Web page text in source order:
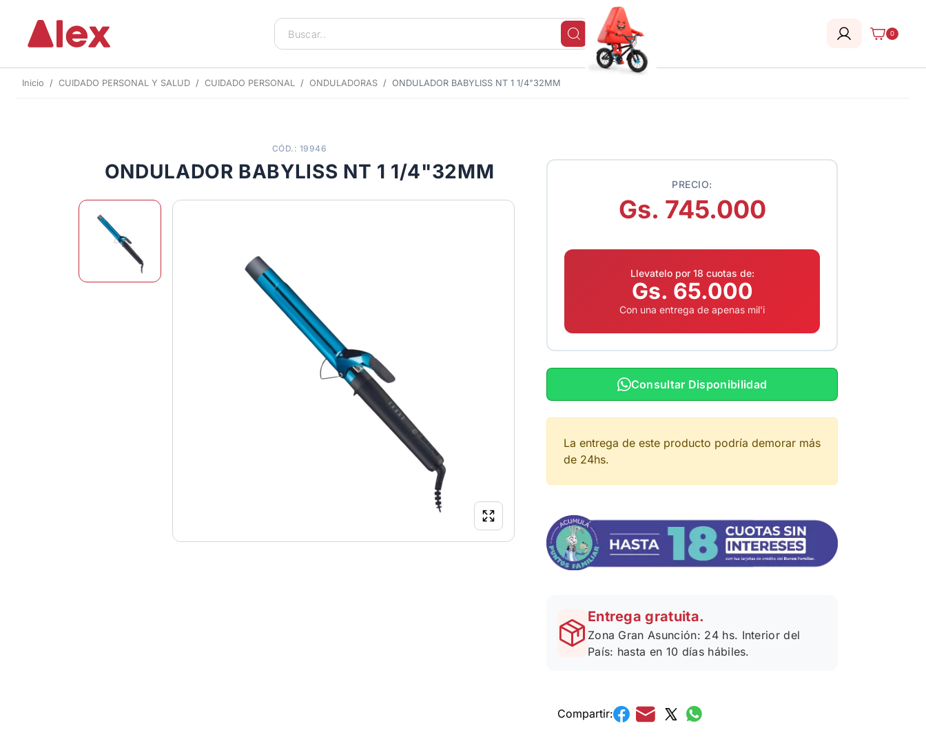
0
Inicio CUIDADO PERSONAL Y SALUD CUIDADO PERSONAL ONDULADORAS ONDULADOR BABYLISS NT 1 1/4"32MM
CÓD.: 19946
ONDULADOR BABYLISS NT 1 1/4"32MM
PRECIO:
Gs. 745.000
Llevatelo por 18 cuotas de:
Gs. 65.000
Con una entrega de apenas mil'i
Consultar Disponibilidad
La entrega de este producto podría demorar más
de 24hs.
Entrega gratuita.
Zona Gran Asunción: 24 hs. Interior del
País: hasta en 10 días hábiles.
Compartir: